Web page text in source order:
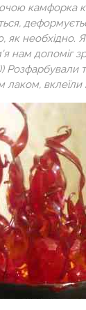
камфорка
як необхідно.
нам допоміг
Розфарбували
вклеїли